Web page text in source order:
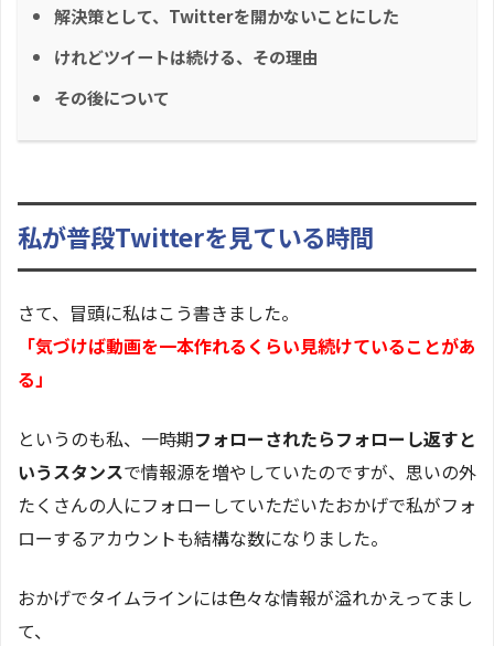
解決策として、Twitterを開かないことにした
けれどツイートは続ける、その理由
その後について
私が普段Twitterを見ている時間
さて、冒頭に私はこう書きました。
「気づけば動画を一本作れるくらい見続けていることがあ
る」
というのも私、一時期フォローされたらフォローし返すと
いうスタンスで情報源を増やしていたのですが、思いの外
たくさんの人にフォローしていただいたおかげで私がフォ
ローするアカウントも結構な数になりました。
おかげでタイムラインには色々な情報が溢れかえってまし
て、